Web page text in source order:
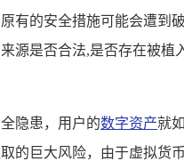
有的安全措施可能会遭到
源是否合法,是否存在被植
隐患，用户的数字资产就
的巨大风险，由于虚拟货